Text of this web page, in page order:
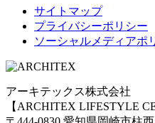
サイトマップ
プライバシーポリシー
ソーシャルメディアポ
アーキテックス株式会社
【ARCHITEX LIFESTYLE